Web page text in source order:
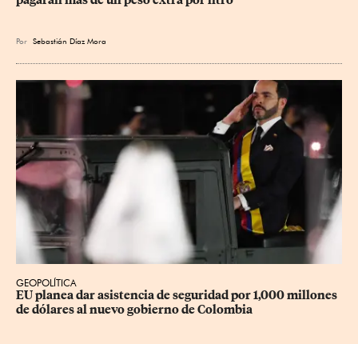
Por Sebastián Díaz Mora
GEOPOLÍTICA
EU planea dar asistencia de seguridad por 1,000 millones
de dólares al nuevo gobierno de Colombia